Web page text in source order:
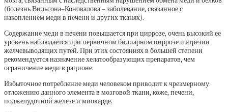
(болезнь Вильсона–Коновалова – заболевание, связанное с
накоплением меди в печени и других тканях).
Содержание меди в печени повышается при циррозе, очень высокий ее
уровень наблюдается при первичном билиарном циррозе и атрезии
желчевыводящих путей. При этих состояниях в большей степени
рекомендуется назначение хелатообразующих препаратов, чем
ограничение меди в рационе.
Избыточное потребление меди человеком приводит к чрезмерному
отложению данного элемента в мозговой ткани, коже, печени,
поджелудочной железе и миокарде.